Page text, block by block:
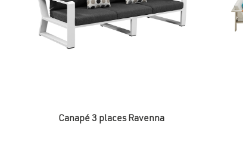
Canapé 3 places Ravenna